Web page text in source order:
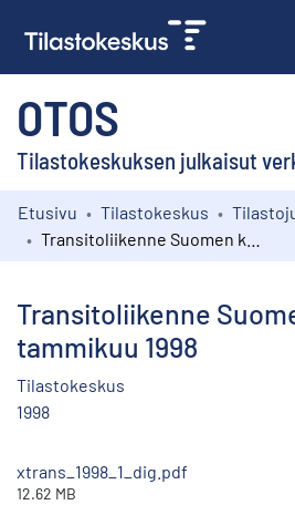
OTOS
Tilastokeskuksen julkaisut
Kokoelmat
Etusivu Tilastokeskus
Transitoliikenne
tammikuu 1998
Tilastokeskus
1998
xtrans_1998_1_dig.pdf
12.62 MB